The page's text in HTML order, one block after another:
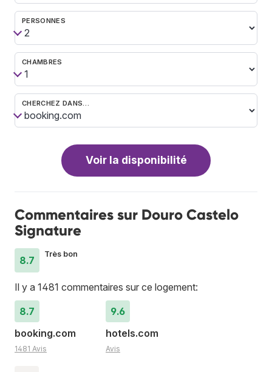
PERSONNES
CHAMBRES
CHERCHEZ DANS…
Voir la disponibilité
Commentaires sur Douro Castelo
Signature
8.7
Très bon
Il y a 1481 commentaires sur ce logement:
8.7
booking.com
1481 Avis
9.6
hotels.com
Avis